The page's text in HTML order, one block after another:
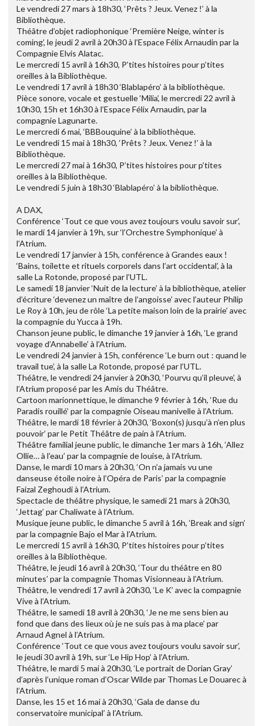
Le vendredi 27 mars à 18h30, ‘Prêts ? Jeux. Venez !’ à la
Bibliothèque.
Théâtre d’objet radiophonique ‘Première Neige, winter is
coming’, le jeudi 2 avril à 20h30 à l’Espace Félix Arnaudin par la
Compagnie Elvis Alatac.
Le mercredi 15 avril à 16h30, P’tites histoires pour p’tites
oreilles à la Bibliothèque.
Le vendredi 17 avril à 18h30 ‘Blablapéro’ à la bibliothèque.
Pièce sonore, vocale et gestuelle ‘Milia’, le mercredi 22 avril à
10h30, 15h et 16h30 à l’Espace Félix Arnaudin, par la
compagnie Lagunarte.
Le mercredi 6 mai, ‘BBBouquine’ à la bibliothèque.
Le vendredi 15 mai à 18h30, ‘Prêts ? Jeux. Venez !’ à la
Bibliothèque.
Le mercredi 27 mai à 16h30, P’tites histoires pour p’tites
oreilles à la Bibliothèque.
Le vendredi 5 juin à 18h30 ‘Blablapéro’ à la bibliothèque.
A DAX,
Conférence ‘Tout ce que vous avez toujours voulu savoir sur’,
le mardi 14 janvier à 19h, sur ‘l’Orchestre Symphonique’ à
l’Atrium.
Le vendredi 17 janvier à 15h, conférence à Grandes eaux !
‘Bains, toilette et rituels corporels dans l’art occidental’, à la
salle La Rotonde, proposé par l’UTL.
Le samedi 18 janvier ‘Nuit de la lecture’ à la bibliothèque, atelier
d’écriture ‘devenez un maître de l’angoisse’ avec l’auteur Philip
Le Roy à 10h, jeu de rôle ‘La petite maison loin de la prairie’ avec
la compagnie du Yucca à 19h.
Chanson jeune public, le dimanche 19 janvier à 16h, ‘Le grand
voyage d’Annabelle’ à l’Atrium.
Le vendredi 24 janvier à 15h, conférence ‘Le burn out : quand le
travail tue’, à la salle La Rotonde, proposé par l’UTL.
Théâtre, le vendredi 24 janvier à 20h30, ‘Pourvu qu’il pleuve’, à
l’Atrium proposé par les Amis du Théâtre.
Cartoon marionnettique, le dimanche 9 février à 16h, ‘Rue du
Paradis rouillé’ par la compagnie Oiseau manivelle à l’Atrium.
Théâtre, le mardi 18 février à 20h30, ‘Boxon(s) jusqu’à n’en plus
pouvoir’ par le Petit Théâtre de pain à l’Atrium.
Théâtre familial jeune public, le dimanche 1er mars à 16h, ‘Allez
Ollie… à l’eau’ par la compagnie de louise, à l’Atrium.
Danse, le mardi 10 mars à 20h30, ‘On n’a jamais vu une
danseuse étoile noire à l’Opéra de Paris’ par la compagnie
Faizal Zeghoudi à l’Atrium.
Spectacle de théâtre physique, le samedi 21 mars à 20h30,
‘Jettag’ par Chaliwate à l’Atrium.
Musique jeune public, le dimanche 5 avril à 16h, ‘Break and sign’
par la compagnie Bajo el Mar à l’Atrium.
Le mercredi 15 avril à 16h30, P’tites histoires pour p’tites
oreilles à la Bibliothèque.
Théâtre, le jeudi 16 avril à 20h30, ‘Tour du théâtre en 80
minutes’ par la compagnie Thomas Visionneau à l’Atrium.
Théâtre, le vendredi 17 avril à 20h30, ‘Le K’ avec la compagnie
Vive à l’Atrium.
Théâtre, le samedi 18 avril à 20h30, ‘Je ne me sens bien au
fond que dans des lieux où je ne suis pas à ma place’ par
Arnaud Agnel à l’Atrium.
Conférence ‘Tout ce que vous avez toujours voulu savoir sur’,
le jeudi 30 avril à 19h, sur ‘Le Hip Hop’ à l’Atrium.
Théâtre, le mardi 5 mai à 20h30, ‘Le portrait de Dorian Gray’
d’après l’unique roman d’Oscar Wilde par Thomas Le Douarec à
l’Atrium.
Danse, les 15 et 16 mai à 20h30, ‘Gala de danse du
conservatoire municipal’ à l’Atrium.